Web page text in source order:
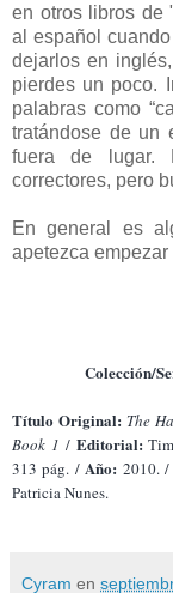
en otros libros de
al español
dejarlos en
pierdes un poco.
palabras como
tratándose de un
fuera de lugar.
correctores, pero
En general es
apetezca
Colección/
Título Original: The
Book 1 / Editorial:
313 pág. / Año: 2010. /
Patricia Nunes.
Cyram en